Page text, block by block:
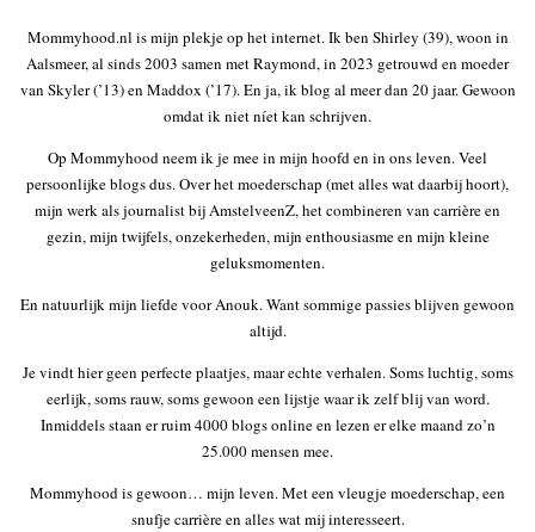
Mommyhood.nl is mijn plekje op het internet. Ik ben Shirley (39), woon in
Aalsmeer, al sinds 2003 samen met Raymond, in 2023 getrouwd en moeder
van Skyler (’13) en Maddox (’17). En ja, ik blog al meer dan 20 jaar. Gewoon
omdat ik niet níet kan schrijven.
Op Mommyhood neem ik je mee in mijn hoofd en in ons leven. Veel
persoonlijke blogs dus. Over het moederschap (met alles wat daarbij hoort),
mijn werk als journalist bij AmstelveenZ, het combineren van carrière en
gezin, mijn twijfels, onzekerheden, mijn enthousiasme en mijn kleine
geluksmomenten.
En natuurlijk mijn liefde voor Anouk. Want sommige passies blijven gewoon
altijd.
Je vindt hier geen perfecte plaatjes, maar echte verhalen. Soms luchtig, soms
eerlijk, soms rauw, soms gewoon een lijstje waar ik zelf blij van word.
Inmiddels staan er ruim 4000 blogs online en lezen er elke maand zo’n
25.000 mensen mee.
Mommyhood is gewoon… mijn leven. Met een vleugje moederschap, een
snufje carrière en alles wat mij interesseert.